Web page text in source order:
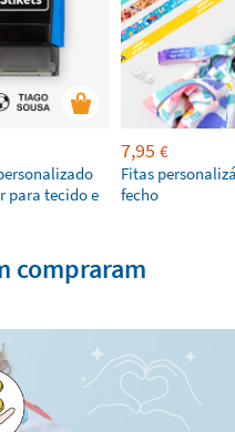
para tecido e
7,95 €
Fitas
fecho
compraram